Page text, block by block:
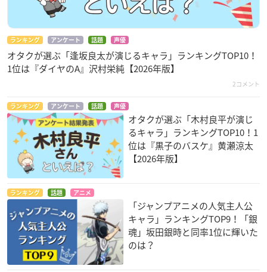
ランキング アンケート 話題 声優
オタクが選ぶ「逢坂良太が演じるキャラ」ランキングTOP10！
1位は『ダイヤのA』沢村栄純【2026年版】
2コメント
ランキング アンケート 話題 声優
オタクが選ぶ「木村良平が演じ
るキャラ」ランキングTOP10！1
位は『黒子のバスケ』黄瀬涼太
【2026年版】
ランキング 話題 アニメ
「ジャンプアニメの人気主人公
キャラ」ランキングTOP9！「銀
魂」坂田銀時と同率1位に輝いた
のは？